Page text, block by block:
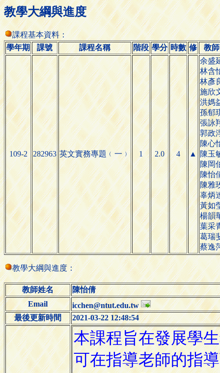
教學大綱與進度
課程基本資料：
學年期
課號 課程名稱 階段 學分 時數 修 教師
109-2 282963 英文實務專題﹙ 一﹚ 1 2.0 4 ▲
余盛
林含
林彥
施欣
洪媽
孫郁
張詠
郭政
陳心
陳玉
陳岡
陳怡
陳雅
辜炳
黃如
楊韻
葉采
葛瑞
蔡逸
教學大綱與進度：
教師姓名
陳怡倩
Email
icchen@ntut.edu.tw
最後更新時間
2021-03-22 12:48:54